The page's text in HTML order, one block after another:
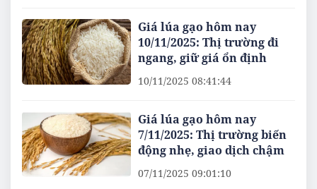
Giá lúa gạo hôm nay
10/11/2025: Thị trường đi
ngang, giữ giá ổn định
10/11/2025 08:41:44
Giá lúa gạo hôm nay
7/11/2025: Thị trường biến
động nhẹ, giao dịch chậm
07/11/2025 09:01:10